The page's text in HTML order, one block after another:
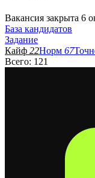
Вакансия закрыта 6
База кандидатов
Задание
Кайф 22Норм 67
Всего: 121